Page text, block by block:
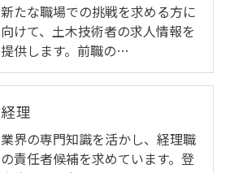
新たな職場での挑戦を求める方に
向けて、土木技術者の求人情報を
提供します。前職の…
経理
業界の専門知識を活かし、経理職
の責任者候補を求めています。登